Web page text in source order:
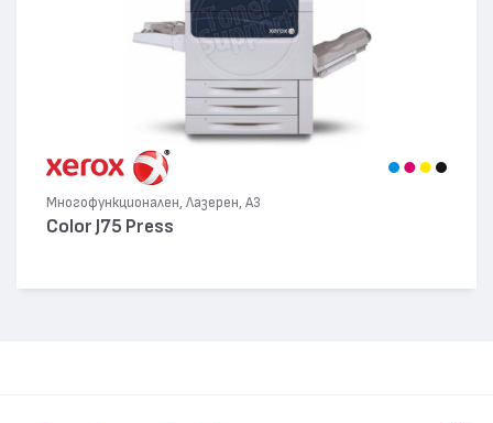
Многофункционален, Лазерен, А3
Color J75 Press